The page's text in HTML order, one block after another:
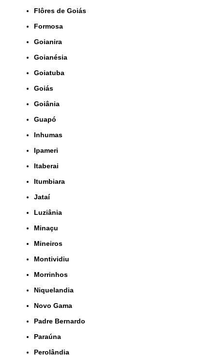
Flôres de Goiás
Formosa
Goianira
Goianésia
Goiatuba
Goiás
Goiânia
Guapó
Inhumas
Ipameri
Itaberai
Itumbiara
Jataí
Luziânia
Minaçu
Mineiros
Montividiu
Morrinhos
Niquelandia
Novo Gama
Padre Bernardo
Paraúna
Perolândia